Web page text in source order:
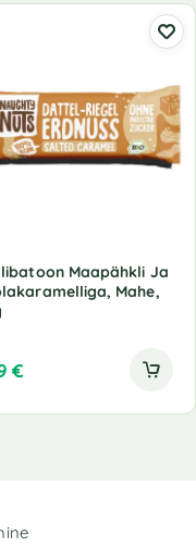
Maapähkli Ja
Mahe,
€